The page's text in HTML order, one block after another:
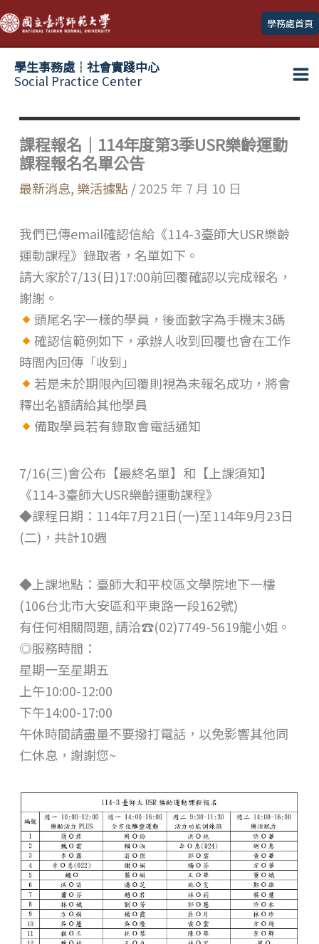
跳
至
主
學務處首頁
學生事務處┆社會實踐中心
Social Practice Center
課程報名｜114年度第3季USR樂齡運動
課程報名名單公告
最新消息, 樂活據點 /2025 年 7 月 10 日
我們已傳email確認信給《114-3臺師大USR樂齡
運動課程》錄取者，名單如下。
請大家於7/13(日)17:00前回覆確認以完成報名，
謝謝。
頭尾名字一樣的學員，後面數字為手機末3碼
確認信範例如下，承辦人收到回覆也會在工作
時間內回傳「收到」
若是未於期限內回覆則視為未報名成功，將會
釋出名額請給其他學員
備取學員若有錄取會電話通知
7/16(三)會公布【最終名單】和【上課須知】
《114-3臺師大USR樂齡運動課程》
◆課程日期：114年7月21日(一)至114年9月23日
(二)，共計10週
◆上課地點：臺師大和平校區文學院地下一樓
(106台北市大安區和平東路一段162號)
有任何相關問題, 請洽☎(02)7749-5619龍小姐。
◎服務時間：
星期一至星期五
上午10:00-12:00
下午14:00-17:00
午休時間請盡量不要撥打電話，以免影響其他同
仁休息，謝謝您~